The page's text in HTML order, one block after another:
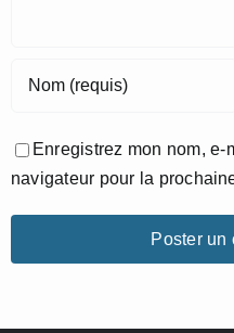
Enregistrez mon nom,
navigateur pour la